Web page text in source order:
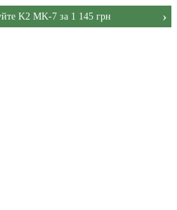
K2 MK-7 за 1 145 грн ›